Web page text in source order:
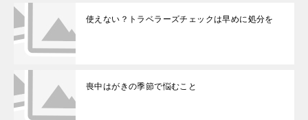
使えない？トラベラーズチェックは早めに処分を
喪中はがきの季節で悩むこと